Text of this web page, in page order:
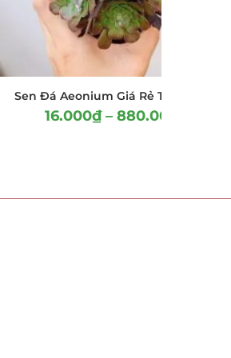
Sen Đá Aeonium Giá Rẻ Tại TPHCM
16.000₫ – 880.000